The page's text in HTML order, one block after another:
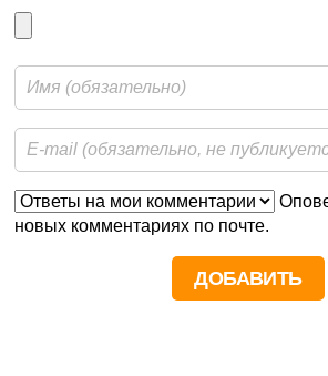
новых комментариях по почте.